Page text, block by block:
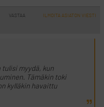
VASTAA ILMOITA ASIATON VIESTI
myydä, kun
Tämäkin toki
kylläkin havaittu